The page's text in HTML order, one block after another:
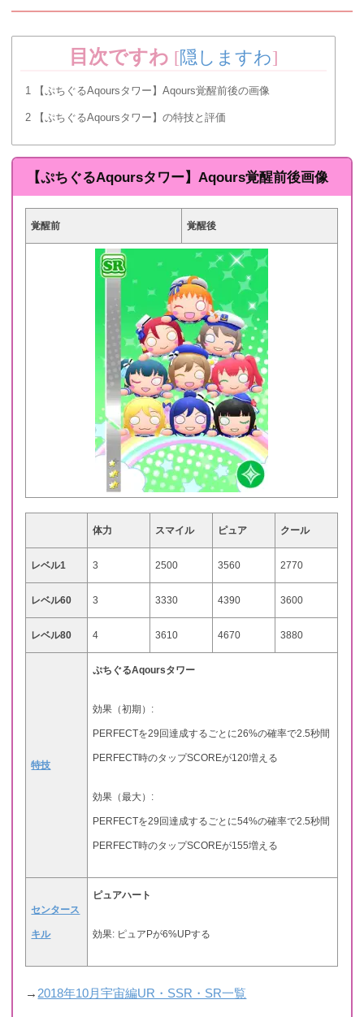
目次ですわ [隠しますわ]
1 【ぷちぐるAqoursタワー】Aqours覚醒前後の画像
2 【ぷちぐるAqoursタワー】の特技と評価
【ぷちぐるAqoursタワー】Aqours覚醒前後画像
覚醒前 覚醒後
体力 スマイル ピュア クール
レベル1 3 2500 3560 2770
レベル60 3 3330 4390 3600
レベル80 4 3610 4670 3880
特技
ぷちぐるAqoursタワー
効果（初期）:
PERFECTを29回達成するごとに26%の確率で2.5秒間
PERFECT時のタップSCOREが120増える
効果（最大）:
PERFECTを29回達成するごとに54%の確率で2.5秒間
PERFECT時のタップSCOREが155増える
センタース
キル
ピュアハート
効果: ピュアPが6%UPする
→ 2018年10月宇宙編UR・SSR・SR一覧